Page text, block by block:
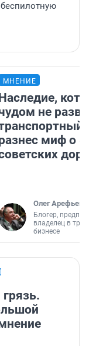
МНЕНИЕ
не
миф о
Олег Арефьев
Блогер,
владелец в
бизнесе